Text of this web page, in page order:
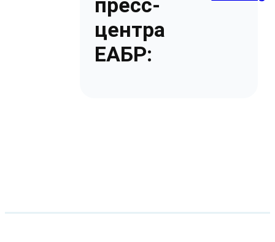
центра
ЕАБР: